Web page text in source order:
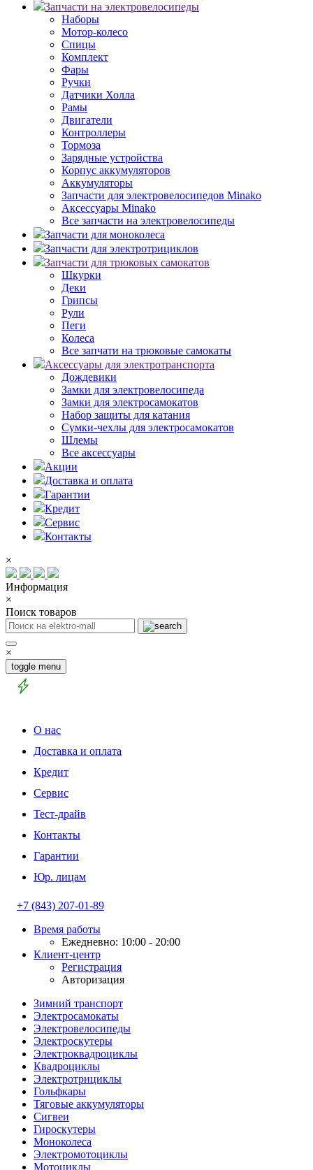
Запчасти на электровелосипеды
Наборы
Мотор-колесо
Спицы
Комплект
Фары
Ручки
Датчики Холла
Рамы
Двигатели
Контроллеры
Тормоза
Зарядные устройства
Корпус аккумуляторов
Аккумуляторы
Запчасти для электровелосипедов Minako
Аксессуары Minako
Все запчасти на электровелосипеды
Запчасти для моноколеса
Запчасти для электротрициклов
Запчасти для трюковых самокатов
Шкурки
Деки
Грипсы
Рули
Пеги
Колеса
Все запчати на трюковые самокаты
Аксессуары для электротранспорта
Дождевики
Замки для электровелосипеда
Замки для электросамокатов
Набор защиты для катания
Сумки-чехлы для электросамокатов
Шлемы
Все аксессуары
Акции
Доставка и оплата
Гарантии
Кредит
Сервис
Контакты
×
Информация
×
Поиск товаров
×
toggle menu
О нас
Доставка и оплата
Кредит
Сервис
Тест-драйв
Контакты
Гарантии
Юр. лицам
+7 (843) 207-01-89
Время работы
Ежедневно: 10:00 - 20:00
Клиент-центр
Регистрация
Авторизация
Зимний транспорт
Электросамокаты
Электровелосипеды
Электроскутеры
Электроквадроциклы
Квадроциклы
Электротрициклы
Гольфкары
Тяговые аккумуляторы
Сигвеи
Гироскутеры
Моноколеса
Электромотоциклы
Мотоциклы